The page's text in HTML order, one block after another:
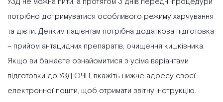
потрібно дотримуватися особливого режиму харчування
та дієти. Деяким пацієнтам потрібна додаткова підготовка
– прийом антацидних препаратів, очищення кишківника.
Якщо ви бажаєте ознайомитися з усіма варіантами
підготовки до УЗД ОЧП, вкажіть нижче адресу своєї
електронної пошти, щоб отримати звітну інструкцію.